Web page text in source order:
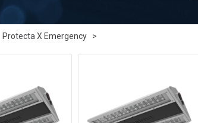
Protecta X Emergency >